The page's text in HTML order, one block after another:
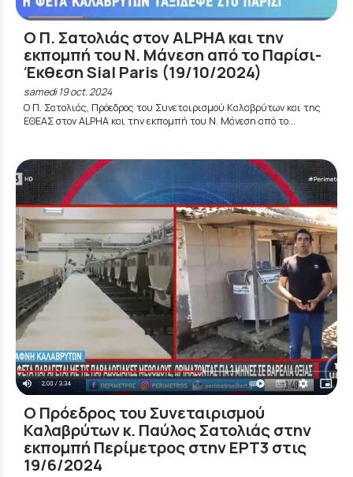
Ο Π. Σατολιάς στον ALPHA και την
εκπομπή του Ν. Μάνεση από το Παρίσι-
Έκθεση Sial Paris (19/10/2024)
samedi 19 oct. 2024
Ο Π. Σατολιάς, Πρόεδρος του Συνεταιρισμού Καλαβρύτων και της
ΕΘΕΑΣ στον ALPHA και την εκπομπή του Ν. Μάνεση από το...
Ο Πρόεδρος του Συνεταιρισμού
Καλαβρύτων κ. Παύλος Σατολιάς στην
εκπομπή Περίμετρος στην ΕΡΤ3 στις
19/6/2024